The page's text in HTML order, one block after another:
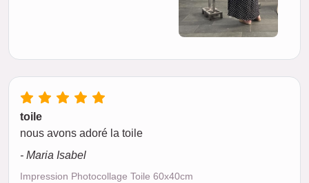
toile
nous avons adoré la toile
- Maria Isabel
Impression Photocollage Toile 60x40cm